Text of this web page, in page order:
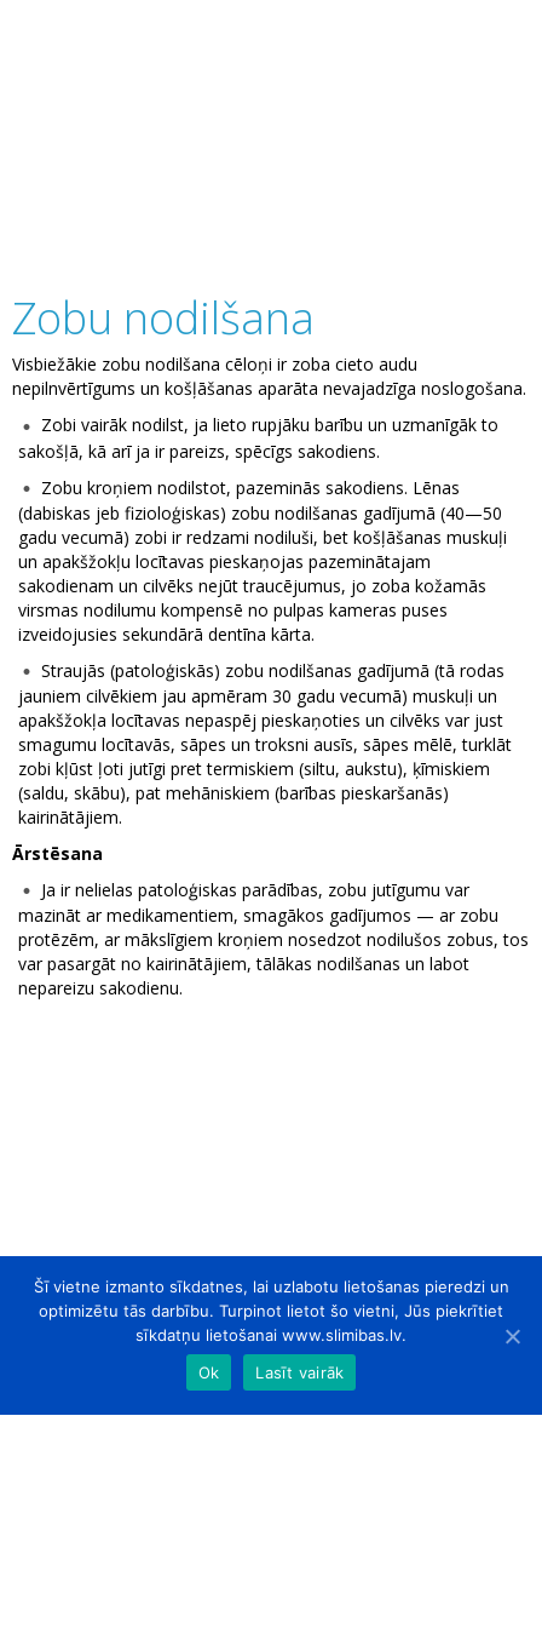
Zobu nodilšana
Visbiežākie zobu nodilšana cēloņi ir zoba cieto audu
nepilnvērtīgums un košļāšanas aparāta nevajadzīga noslogošana.
Zobi vairāk nodilst, ja lieto rupjāku barību un uzmanīgāk to
sakošļā, kā arī ja ir pareizs, spēcīgs sakodiens.
Zobu kroņiem nodilstot, pazeminās sakodiens. Lēnas
(dabiskas jeb fizioloģiskas) zobu nodilšanas gadījumā (40—50
gadu vecumā) zobi ir redzami nodiluši, bet košļāšanas muskuļi
un apakšžokļu locītavas pieskaņojas pazeminātajam
sakodienam un cilvēks nejūt traucējumus, jo zoba kožamās
virsmas nodilumu kompensē no pulpas kameras puses
izveidojusies sekundārā dentīna kārta.
Straujās (patoloģiskās) zobu nodilšanas gadījumā (tā rodas
jauniem cilvēkiem jau apmēram 30 gadu vecumā) muskuļi un
apakšžokļa locītavas nepaspēj pieskaņoties un cilvēks var just
smagumu locītavās, sāpes un troksni ausīs, sāpes mēlē, turklāt
zobi kļūst ļoti jutīgi pret termiskiem (siltu, aukstu), ķīmiskiem
(saldu, skābu), pat mehāniskiem (barības pieskaršanās)
kairinātājiem.
Ārstēsana
Ja ir nelielas patoloģiskas parādības, zobu jutīgumu var
mazināt ar medikamentiem, smagākos gadījumos — ar zobu
protēzēm, ar mākslīgiem kroņiem nosedzot nodilušos zobus, tos
var pasargāt no kairinātājiem, tālākas nodilšanas un labot
nepareizu sakodienu.
Šī vietne izmanto sīkdatnes, lai uzlabotu lietošanas pieredzi un
optimizētu tās darbību. Turpinot lietot šo vietni, Jūs piekrītiet
sīkdatņu lietošanai www.slimibas.lv.
Ok
Lasīt vairāk